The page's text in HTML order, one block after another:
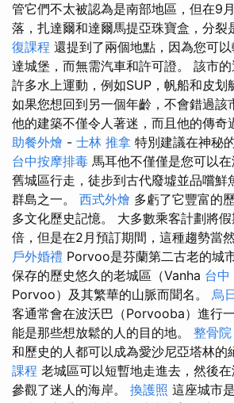
管它們不太被認為是南部地區，但在9
落，扎達爾和達爾馬提亞珠寶盒，分裂
復課程 還提到了兩個地點，因為您可
達城堡，而無需汽車和許可證。 該市的
許多水上運動，例如SUP，帆船和皮划
如果您想回到另一個年齡，不會錯過該
他的建築不僅令人著迷，而且他的傳奇
助餐外燴 - 士林 推拿 特別建議在神秘
台中按摩排毒 馬耳他不僅僅是您可以
舊城區行走，徒步到古代廢墟並品嚐鮮
群島之一。 西式外燴 多虧了它豐富的
多文化歷史記憶。 大多數乘客計劃將
倍，但是在2月預訂期間，這種趨勢當
戶外婚禮 Porvoo是芬蘭第二古老的城
保存的歷史悠久的老城區（Vanha 台
Porvoo）及其繁華的山脈而聞名。 烏
客通常會在波沃巴（Porvooba）進行
能是那些想放鬆的人的目的地。 整骨院
和歷史的人都可以成為愛沙尼亞塔林的
課程 老城區可以短暫地走進去，然後
參觀了迷人的海岸。 換護照 這座城市